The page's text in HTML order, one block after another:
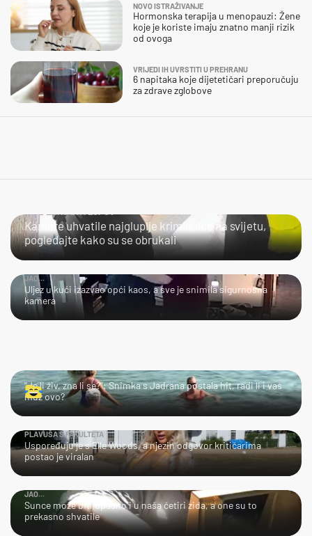
NOVO ISTRAŽIVANJE
Hormonska terapija u menopauzi: Žene
koje je koriste imaju znatno manji rizik
od ovoga
VRIJEDI IH UVRSTITI U PREHRANU
6 napitaka koje dijetetičari preporučuju
za zdrave zglobove
Kamere uhvatile najgluplje kriminalce na svijetu,
pogledajte kako su se obrukali
JAO...
Uljez u kući izazvao opći kaos, a sve je snimila sigurnosna
kamera
LOL
"Je li živ, zna li se?": Snimka s Jadrana postala hit, radi li i vaš
muž ovo?
PLAVUŠA S FAKULTETA
Uspoređuju je s Elle Woods, a njezin odgovor kritičarima
postao je viralan
JAO...
Sunce može biti opasno i u naša četiri zida, a one su to
prekasno shvatile